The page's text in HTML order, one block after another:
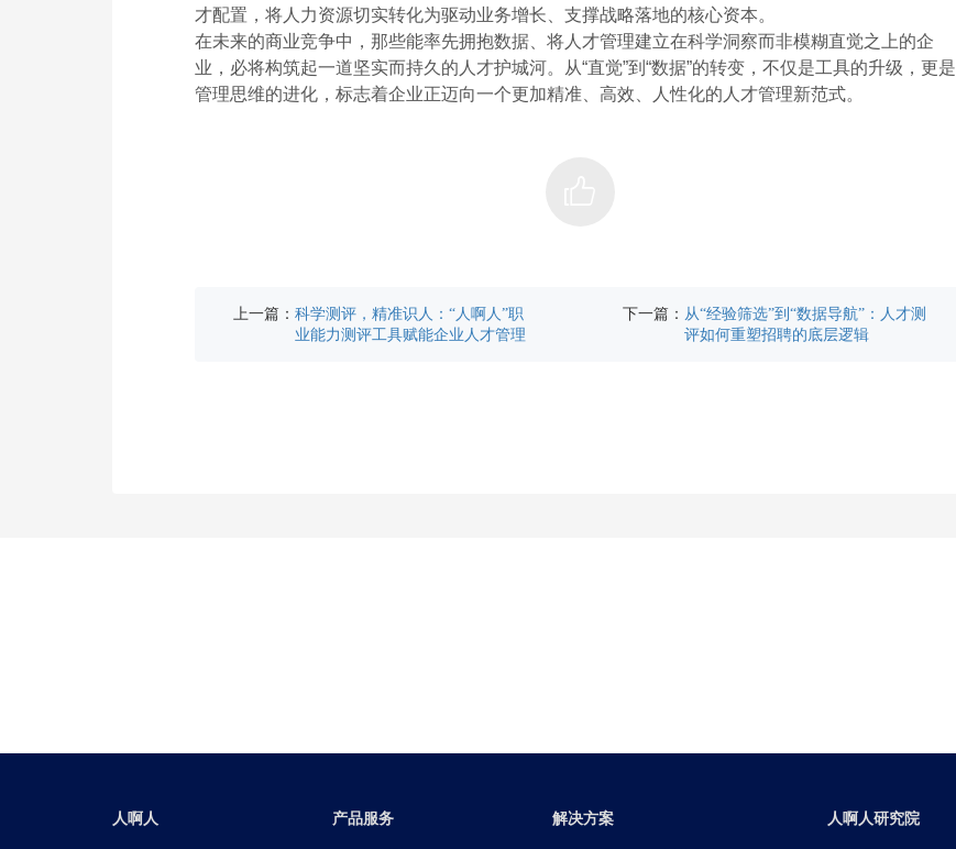
才配置，将人力资源切实转化为驱动业务增长、支撑战略落地的核心资本。
在未来的商业竞争中，那些能率先拥抱数据、将人才管理建立在科学洞察而非模糊直觉之上的企
业，必将构筑起一道坚实而持久的人才护城河。从“直觉”到“数据”的转变，不仅是工具的升级，更是
管理思维的进化，标志着企业正迈向一个更加精准、高效、人性化的人才管理新范式。
上一篇： 科学测评，精准识人：“人啊人”职
业能力测评工具赋能企业人才管理
下一篇： 从“经验筛选”到“数据导航”：人才测
评如何重塑招聘的底层逻辑
人啊人 产品服务 解决方案 人啊人研究院